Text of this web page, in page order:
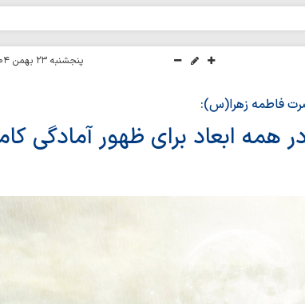
پنجشنبه ۲۳ بهمن ۱۴۰۴ - ۱۹:۴۳
فاطمه زهرا(س):
همه ابعاد برای ظهور آمادگی